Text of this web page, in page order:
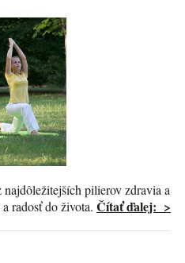
pilierov zdravia a
radosť do života. Čítať ďalej: >